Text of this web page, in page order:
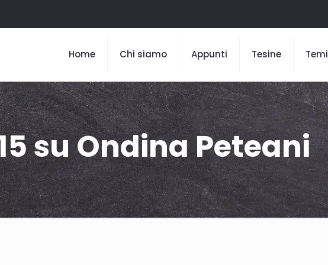
Home Chi siamo Appunti Tesine Temi
su Ondina Peteani